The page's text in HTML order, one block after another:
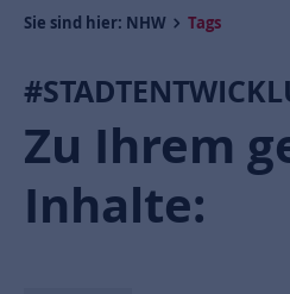
Sie sind hier: NHW Tags
Zu Ihrem
Inhalte: